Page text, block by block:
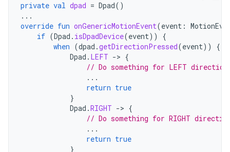
private val dpad = Dpad()
...
override fun onGenericMotionEvent(event :
if (Dpad . isDpadDevice(event))
{
when (dpad .getDirectionPressed(event))
{
Dpad . LEFT -> {
// Do something for LEFT direction
...
return true
}
Dpad .RIGHT -> {
// Do something for RIGHT
...
return true
}